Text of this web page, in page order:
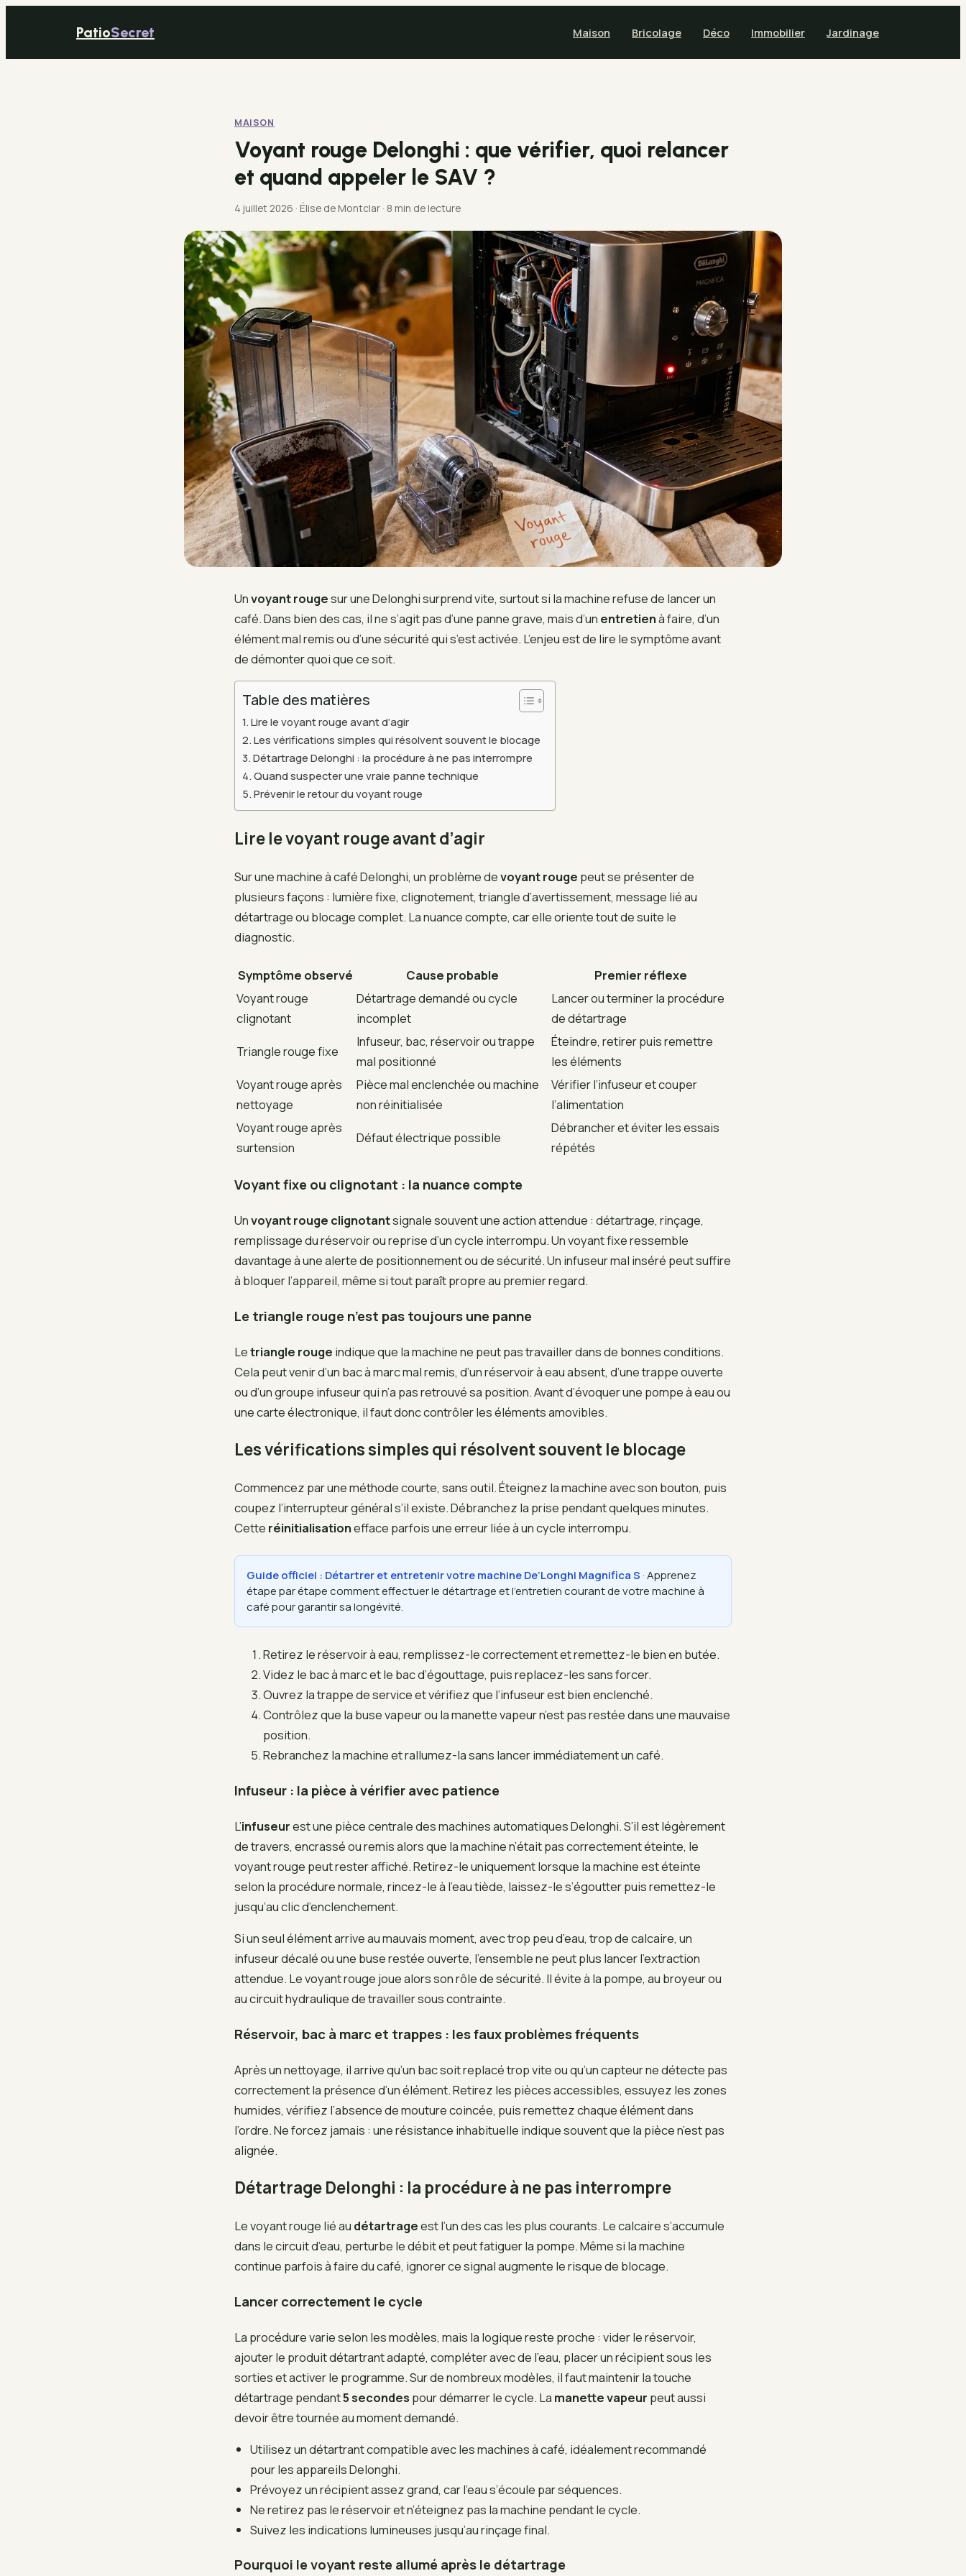
PatioSecret Maison Bricolage Déco Immobilier Jardinage
MAISON
Voyant rouge Delonghi : que vérifier, quoi relancer
et quand appeler le SAV ?
4 juillet 2026 · Élise de Montclar · 8 min de lecture
Unvoyant rougesur une Delonghi surprend vite, surtout si la machine refuse de lancer un
café. Dans bien des cas, il ne s’agit pas d’une panne grave, mais d’un entretienà faire, d’un
élément mal remis ou d’une sécurité qui s’est activée. L’enjeu est de lire le symptôme avant
de démonter quoi que ce soit.
Table des matières
Lire le voyant rouge avant d’agir
Les vérifications simples qui résolvent souvent le blocage
Détartrage Delonghi : la procédure à ne pas interrompre
Quand suspecter une vraie panne technique
Prévenir le retour du voyant rouge
Lire le voyant rouge avant d’agir
Sur une machine à café Delonghi, un problème devoyant rouge peut se présenter de
plusieurs façons : lumière fixe, clignotement, triangle d’avertissement, message lié au
détartrage ou blocage complet. La nuance compte, car elle oriente tout de suite le
diagnostic.
Symptôme observé Cause probable
Premier réflexe
Voyant rouge
clignotant
Détartrage demandé ou cycle
incomplet
Lancer ou terminer la procédure
de détartrage
Triangle rouge fixe
Infuseur, bac, réservoir ou trappe
mal positionné
Éteindre, retirer puis remettre
les éléments
Voyant rouge après
nettoyage
Pièce mal enclenchée ou machine
non réinitialisée
Vérifier l’infuseur et couper
l’alimentation
Voyant rouge après
surtension
Défaut électrique possible
Débrancher et éviter les essais
répétés
Voyant fixe ou clignotant : la nuance compte
Unvoyant rouge clignotantsignale souvent une action attendue : détartrage, rinçage,
remplissage du réservoir ou reprise d’un cycle interrompu. Un voyant fixe ressemble
davantage à une alerte de positionnement ou de sécurité. Un infuseur mal inséré peut suffire
à bloquer l’appareil, même si tout paraît propre au premier regard.
Le triangle rouge n’est pas toujours une panne
Letriangle rouge indique que la machine ne peut pas travailler dans de bonnes conditions.
Cela peut venir d’un bac à marc mal remis, d’un réservoir à eau absent, d’une trappe ouverte
ou d’un groupe infuseur qui n’a pas retrouvé sa position. Avant d’évoquer une pompe à eau ou
une carte électronique, il faut donc contrôler les éléments amovibles.
Les vérifications simples qui résolvent souvent le blocage
Commencez par une méthode courte, sans outil. Éteignez la machine avec son bouton, puis
coupez l’interrupteur général s’il existe. Débranchez la prise pendant quelques minutes.
Cette réinitialisationefface parfois une erreur liée à un cycle interrompu.
Guide officiel : Détartrer et entretenir votre machine De’Longhi Magnifica S · Apprenez
étape par étape comment effectuer le détartrage et l’entretien courant de votre machine à
café pour garantir sa longévité.
Retirez le réservoir à eau, remplissez-le correctement et remettez-le bien en butée.
Videz le bac à marc et le bac d’égouttage, puis replacez-les sans forcer.
Ouvrez la trappe de service et vérifiez que l’infuseur est bien enclenché.
Contrôlez que la buse vapeur ou la manette vapeur n’est pas restée dans une mauvaise
position.
Rebranchez la machine et rallumez-la sans lancer immédiatement un café.
Infuseur : la pièce à vérifier avec patience
L’infuseurest une pièce centrale des machines automatiques Delonghi. S’il est légèrement
de travers, encrassé ou remis alors que la machine n’était pas correctement éteinte, le
voyant rouge peut rester affiché. Retirez-le uniquement lorsque la machine est éteinte
selon la procédure normale, rincez-le à l’eau tiède, laissez-le s’égoutter puis remettez-le
jusqu’au clic d’enclenchement.
Si un seul élément arrive au mauvais moment, avec trop peu d’eau, trop de calcaire, un
infuseur décalé ou une buse restée ouverte, l’ensemble ne peut plus lancer l’extraction
attendue. Le voyant rouge joue alors son rôle de sécurité. Il évite à la pompe, au broyeur ou
au circuit hydraulique de travailler sous contrainte.
Réservoir, bac à marc et trappes : les faux problèmes fréquents
Après un nettoyage, il arrive qu’un bac soit replacé trop vite ou qu’un capteur ne détecte pas
correctement la présence d’un élément. Retirez les pièces accessibles, essuyez les zones
humides, vérifiez l’absence de mouture coincée, puis remettez chaque élément dans
l’ordre. Ne forcez jamais : une résistance inhabituelle indique souvent que la pièce n’est pas
alignée.
Détartrage Delonghi : la procédure à ne pas interrompre
Le voyant rouge lié au détartrageest l’un des cas les plus courants. Le calcaire s’accumule
dans le circuit d’eau, perturbe le débit et peut fatiguer la pompe. Même si la machine
continue parfois à faire du café, ignorer ce signal augmente le risque de blocage.
Lancer correctement le cycle
La procédure varie selon les modèles, mais la logique reste proche : vider le réservoir,
ajouter le produit détartrant adapté, compléter avec de l’eau, placer un récipient sous les
sorties et activer le programme. Sur de nombreux modèles, il faut maintenir la touche
détartrage pendant5 secondes pour démarrer le cycle. La manette vapeur peut aussi
devoir être tournée au moment demandé.
Utilisez un détartrant compatible avec les machines à café, idéalement recommandé
pour les appareils Delonghi.
Prévoyez un récipient assez grand, car l’eau s’écoule par séquences.
Ne retirez pas le réservoir et n’éteignez pas la machine pendant le cycle.
Suivez les indications lumineuses jusqu’au rinçage final.
Pourquoi le voyant reste allumé après le détartrage